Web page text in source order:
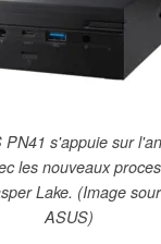
PN41 s'appuie sur
les nouveaux
Lake. (Image
ASUS)